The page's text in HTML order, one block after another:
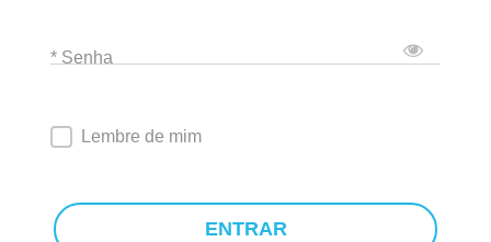
* Senha
Lembre de mim
ENTRAR